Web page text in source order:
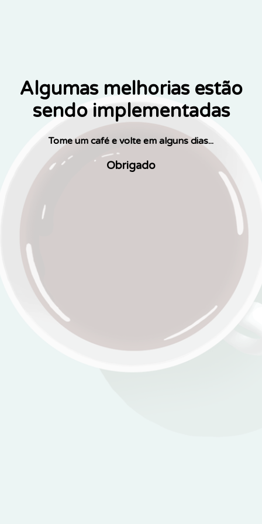
Algumas melhorias estão
sendo implementadas
Tome um café e volte em alguns dias...
Obrigado